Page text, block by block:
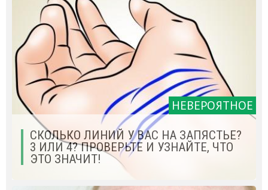
НЕВЕРОЯТНОЕ
СКОЛЬКО ЛИНИЙ У ВАС НА ЗАПЯСТЬЕ?
3 ИЛИ 4? ПРОВЕРЬТЕ И УЗНАЙТЕ, ЧТО
ЭТО ЗНАЧИТ!